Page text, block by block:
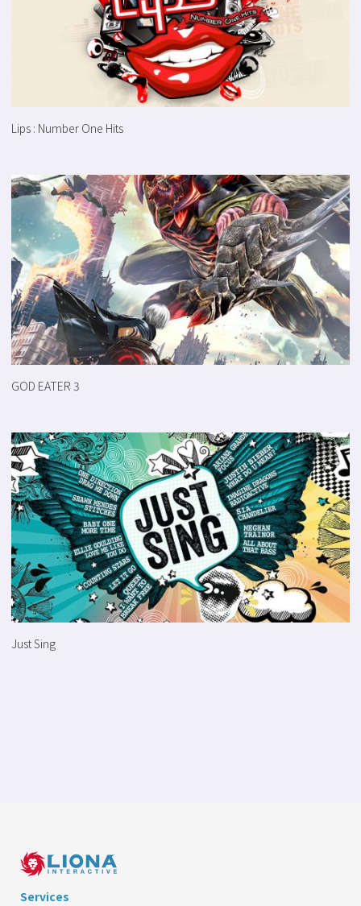
Lips : Number One Hits
GOD EATER 3
Just Sing
Services